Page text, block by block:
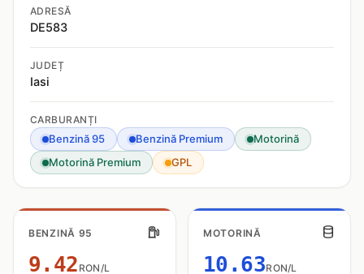
ADRESĂ
DE583
JUDEȚ
Iasi
CARBURANȚI
Benzină 95 Benzină Premium
Motorină
Motorină Premium
GPL
BENZINĂ 95
9.42 RON/L
MOTORINĂ
10.63RON/L